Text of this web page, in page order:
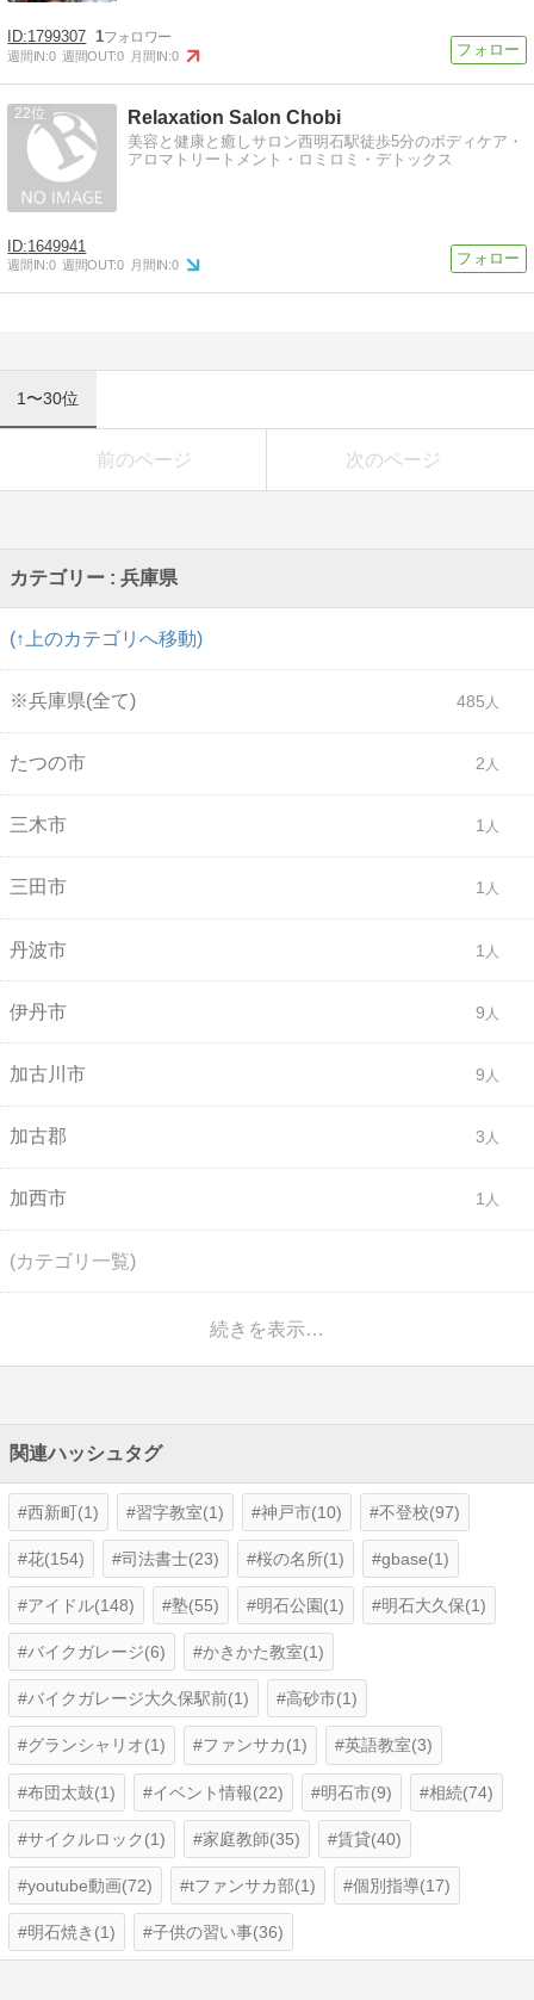
1799307 1
週間IN:0 週間OUT:0 月間IN:0
22 Relaxation Salon Chobi
美容と健康と癒しサロン西明石駅徒歩5分のボディケア・
アロマトリートメント・ロミロミ・デトックス
1649941
週間IN:0 週間OUT:0 月間IN:0
1〜30位
前のページ 次のページ
カテゴリー : 兵庫県
(↑上のカテゴリへ移動)
※兵庫県(全て) 485
たつの市 2
三木市 1
三田市 1
丹波市 1
伊丹市 9
加古川市 9
加古郡 3
加西市 1
(カテゴリ一覧)
続きを表示…
関連ハッシュタグ
西新町(1) 習字教室(1) 神戸市(10) 不登校(97)
花(154) 司法書士(23) 桜の名所(1) gbase(1)
アイドル(148) 塾(55) 明石公園(1) 明石大久保(1)
バイクガレージ(6) かきかた教室(1)
バイクガレージ大久保駅前(1) 高砂市(1)
グランシャリオ(1) ファンサカ(1) 英語教室(3)
布団太鼓(1) イベント情報(22) 明石市(9) 相続(74)
サイクルロック(1) 家庭教師(35) 賃貸(40)
youtube動画(72) tファンサカ部(1) 個別指導(17)
明石焼き(1) 子供の習い事(36)